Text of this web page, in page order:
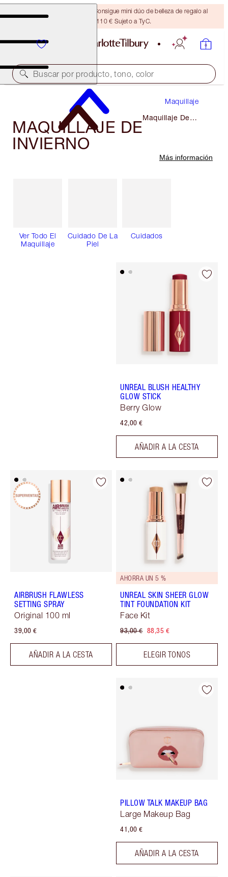
¡ÚLTIMA OPORTUNIDAD! Consigue mini dúo de belleza de regalo al
gastar 110 € Sujeto a TyC.
Buscar por producto, tono, color
Maquillaje
Maquillaje De
MAQUILLAJE DE
INVIERNO
Más información
Ver Todo El
Maquillaje
Cuidado De La
Piel
Cuidados
UNREAL BLUSH HEALTHY
GLOW STICK
Berry Glow
42,00 €
AÑADIR A LA CESTA
AIRBRUSH FLAWLESS
SETTING SPRAY
Original 100 ml
39,00 €
AÑADIR A LA CESTA
AHORRA UN 5 %
UNREAL SKIN SHEER GLOW
TINT FOUNDATION KIT
Face Kit
93,00 € 88,35 €
ELEGIR TONOS
PILLOW TALK MAKEUP BAG
Large Makeup Bag
41,00 €
AÑADIR A LA CESTA